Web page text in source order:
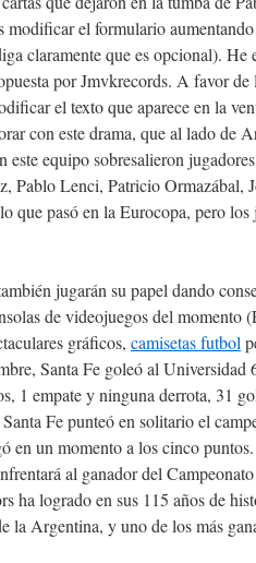
modificar el formulario
claramente que es opcional).
por Jmvkrecords. A favor
el texto que aparece en la
con este drama, que al lado de
este equipo sobresalieron
Pablo Lenci, Patricio Ormazábal,
que pasó en la Eurocopa, pero
jugarán su papel dando
de videojuegos del
gráficos, camisetas futbol
Santa Fe goleó al
1 empate y ninguna derrota, 31
Fe punteó en solitario el
en un momento a los cinco
al ganador del
ha logrado en sus 115 años de
la Argentina, y uno de los más